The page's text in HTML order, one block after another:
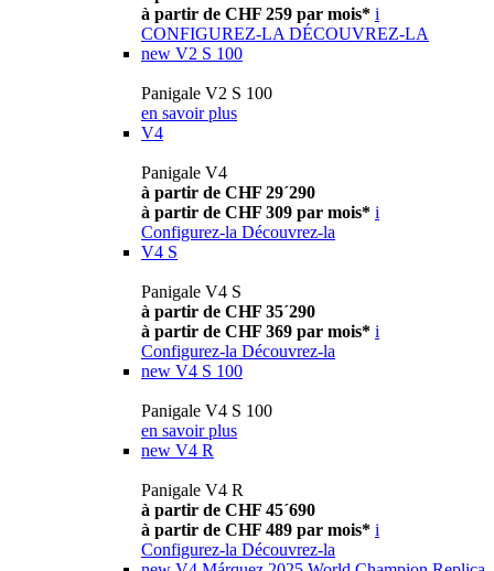
à partir de CHF 259 par mois* i
CONFIGUREZ-LA DÉCOUVREZ-LA
new V2 S 100
Panigale V2 S 100
en savoir plus
V4
Panigale V4
à partir de CHF 29´290
à partir de CHF 309 par mois* i
Configurez-la Découvrez-la
V4 S
Panigale V4 S
à partir de CHF 35´290
à partir de CHF 369 par mois* i
Configurez-la Découvrez-la
new V4 S 100
Panigale V4 S 100
en savoir plus
new V4 R
Panigale V4 R
à partir de CHF 45´690
à partir de CHF 489 par mois* i
Configurez-la Découvrez-la